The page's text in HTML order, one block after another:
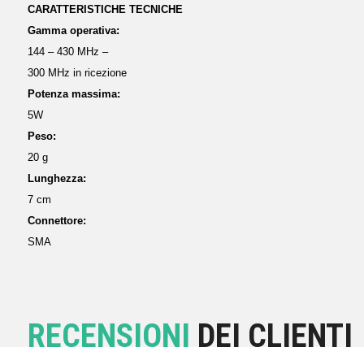
CARATTERISTICHE TECNICHE
Gamma operativa:
144 – 430 MHz –
300 MHz in ricezione
Potenza massima:
5W
Peso:
20 g
Lunghezza:
7 cm
Connettore:
SMA
RECENSIONI DEI CLIENTI